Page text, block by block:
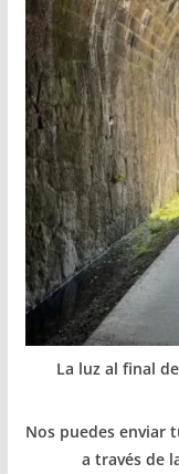
La luz al final
Nos puedes enviar
a través de